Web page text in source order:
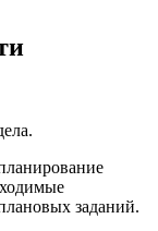
заданий.